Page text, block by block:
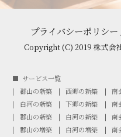
プライバシーポリシー
Copyright (C) 2019 株式
サービス一覧
郡山の新築
西郷の新築 南
白河の新築
下郷の新築 南
郡山の新築
白河の新築 南
郡山の増築
白河の増築 南